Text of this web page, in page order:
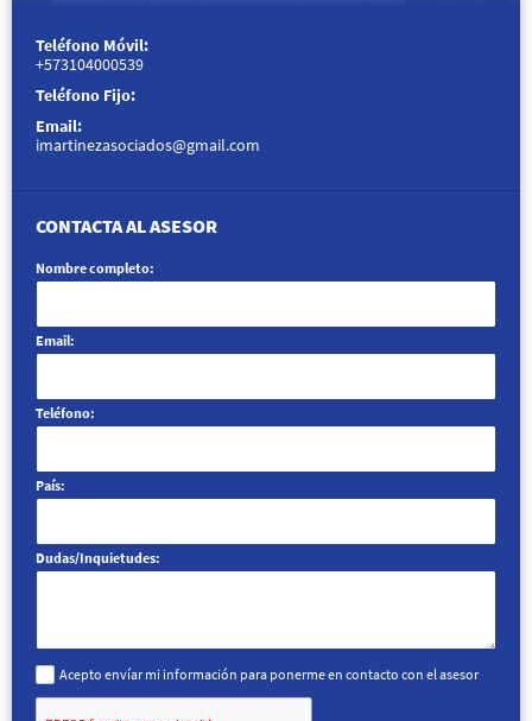
Teléfono Móvil:
+573104000539
Teléfono Fijo:
Email:
imartinezasociados@gmail.com
CONTACTA AL ASESOR
Nombre completo:
Email:
Teléfono:
País:
Dudas/Inquietudes:
Acepto envíar mi información para ponerme en contacto con el asesor